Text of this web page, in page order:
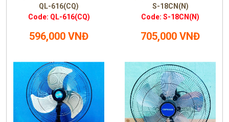
QL-616(CQ)
Code: QL-616(CQ)
596,000 VNĐ
S-18CN(N)
Code: S-18CN(N)
705,000 VNĐ